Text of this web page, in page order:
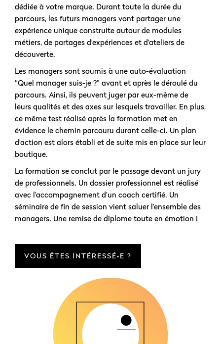
dédiée à votre marque. Durant toute la durée du
parcours, les futurs managers vont partager une
expérience unique construite autour de modules
métiers, de partages d’expériences et d’ateliers de
découverte.
Les managers sont soumis à une auto-évaluation
“Quel manager suis-je ?” avant et après le déroulé du
parcours. Ainsi, ils peuvent juger par eux-même de
leurs qualités et des axes sur lesquels travailler. En plus,
ce même test réalisé après la formation met en
évidence le chemin parcouru durant celle-ci. Un plan
d’action est alors établi et de suite mis en place sur leur
boutique.
La formation se conclut par le passage devant un jury
de professionnels. Un dossier professionnel est réalisé
avec l’accompagnement d’un coach certifié. Un
séminaire de fin de session vient saluer l’ensemble des
managers. Une remise de diplome toute en émotion !
VOUS ÊTES INTÉRESSÉ•E ?